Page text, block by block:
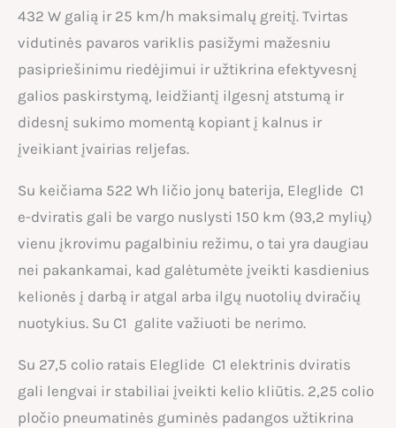
432 W galią ir 25 km/h maksimalų greitį. Tvirtas
vidutinės pavaros variklis pasižymi mažesniu
pasipriešinimu riedėjimui ir užtikrina efektyvesnį
galios paskirstymą, leidžiantį ilgesnį atstumą ir
didesnį sukimo momentą kopiant į kalnus ir
įveikiant įvairias reljefas.
Su keičiama 522 Wh ličio jonų baterija, Eleglide C1
e-dviratis gali be vargo nuslysti 150 km (93,2 mylių)
vienu įkrovimu pagalbiniu režimu, o tai yra daugiau
nei pakankamai, kad galėtumėte įveikti kasdienius
kelionės į darbą ir atgal arba ilgų nuotolių dviračių
nuotykius. Su C1 galite važiuoti be nerimo.
Su 27,5 colio ratais Eleglide C1 elektrinis dviratis
gali lengvai ir stabiliai įveikti kelio kliūtis. 2,25 colio
pločio pneumatinės guminės padangos užtikrina